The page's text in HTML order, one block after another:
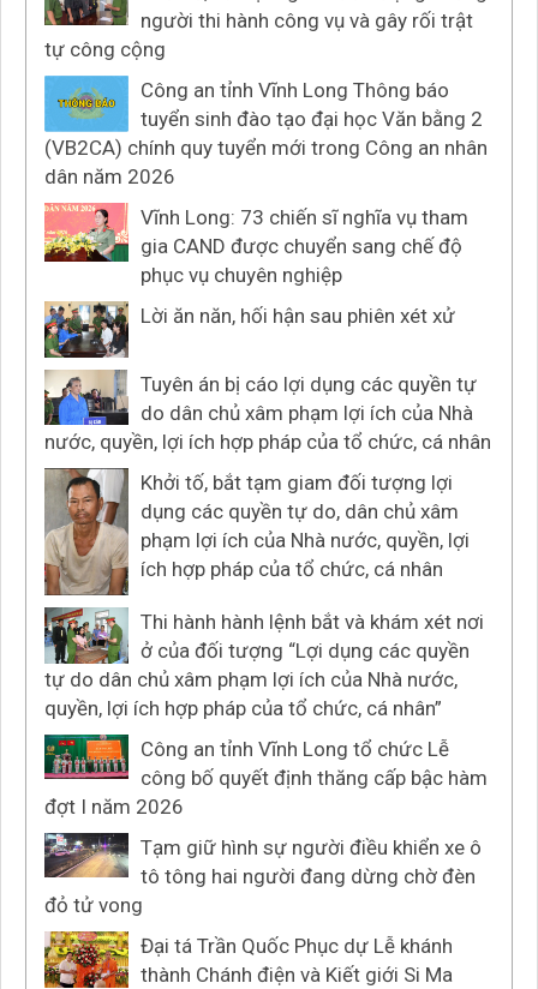
người thi hành công vụ và gây rối trật
tự công cộng
Công an tỉnh Vĩnh Long Thông báo
tuyển sinh đào tạo đại học Văn bằng 2
(VB2CA) chính quy tuyển mới trong Công an nhân
dân năm 2026
Vĩnh Long: 73 chiến sĩ nghĩa vụ tham
gia CAND được chuyển sang chế độ
phục vụ chuyên nghiệp
Lời ăn năn, hối hận sau phiên xét xử
Tuyên án bị cáo lợi dụng các quyền tự
do dân chủ xâm phạm lợi ích của Nhà
nước, quyền, lợi ích hợp pháp của tổ chức, cá nhân
Khởi tố, bắt tạm giam đối tượng lợi
dụng các quyền tự do, dân chủ xâm
phạm lợi ích của Nhà nước, quyền, lợi
ích hợp pháp của tổ chức, cá nhân
Thi hành hành lệnh bắt và khám xét nơi
ở của đối tượng “Lợi dụng các quyền
tự do dân chủ xâm phạm lợi ích của Nhà nước,
quyền, lợi ích hợp pháp của tổ chức, cá nhân”
Công an tỉnh Vĩnh Long tổ chức Lễ
công bố quyết định thăng cấp bậc hàm
đợt I năm 2026
Tạm giữ hình sự người điều khiển xe ô
tô tông hai người đang dừng chờ đèn
đỏ tử vong
Đại tá Trần Quốc Phục dự Lễ khánh
thành Chánh điện và Kiết giới Si Ma